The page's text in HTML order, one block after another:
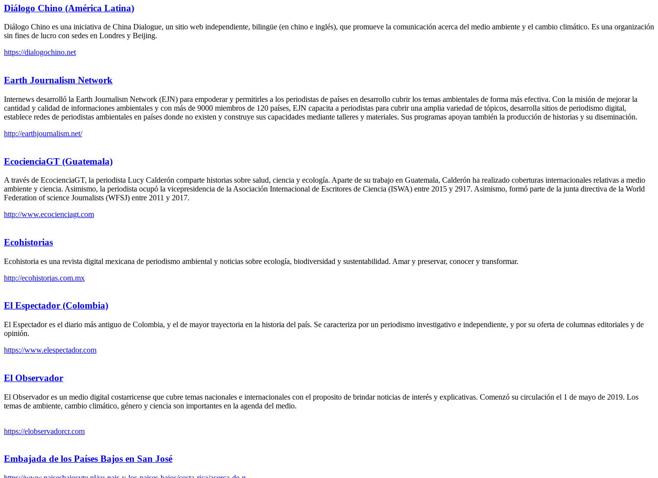
Diálogo Chino (América Latina)
Diálogo Chino es una iniciativa de China Dialogue, un sitio web independiente, bilingüe (en chino e inglés), que promueve la comunicación acerca del medio ambiente y el cambio climático. Es una organización
sin fines de lucro con sedes en Londres y Beijing.
https://dialogochino.net
Earth Journalism Network
Internews desarrolló la Earth Journalism Network (EJN) para empoderar y permitirles a los periodistas de países en desarrollo cubrir los temas ambientales de forma más efectiva. Con la misión de mejorar la
cantidad y calidad de informaciones ambientales y con más de 9000 miembros de 120 países, EJN capacita a periodistas para cubrir una amplia variedad de tópicos, desarrolla sitios de periodismo digital,
establece redes de periodistas ambientales en países donde no existen y construye sus capacidades mediante talleres y materiales. Sus programas apoyan también la producción de historias y su diseminación.
http://earthjournalism.net/
EcocienciaGT (Guatemala)
A través de EcocienciaGT, la periodista Lucy Calderón comparte historias sobre salud, ciencia y ecología. Aparte de su trabajo en Guatemala, Calderón ha realizado coberturas internacionales relativas a medio
ambiente y ciencia. Asimismo, la periodista ocupó la vicepresidencia de la Asociación Internacional de Escritores de Ciencia (ISWA) entre 2015 y 2917. Asimismo, formó parte de la junta directiva de la World
Federation of science Journalists (WFSJ) entre 2011 y 2017.
http://www.ecocienciagt.com
Ecohistorias
Ecohistoria es una revista digital mexicana de periodismo ambiental y noticias sobre ecología, biodiversidad y sustentabilidad. Amar y preservar, conocer y transformar.
http://ecohistorias.com.mx
El Espectador (Colombia)
El Espectador es el diario más antiguo de Colombia, y el de mayor trayectoria en la historia del país. Se caracteriza por un periodismo investigativo e independiente, y por su oferta de columnas editoriales y de
opinión.
https://www.elespectador.com
El Observador
El Observador es un medio digital costarricense que cubre temas nacionales e internacionales con el proposito de brindar noticias de interés y explicativas. Comenzó su circulación el 1 de mayo de 2019. Los
temas de ambiente, cambio climático, género y ciencia son importantes en la agenda del medio.
https://elobservadorcr.com
Embajada de los Países Bajos en San José